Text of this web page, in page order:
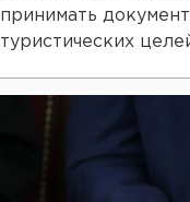
принимать
туристических